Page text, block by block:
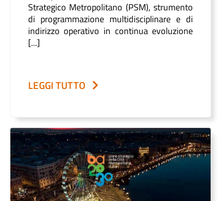
Strategico Metropolitano (PSM), strumento
di programmazione multidisciplinare e di
indirizzo operativo in continua evoluzione
[...]
LEGGI TUTTO